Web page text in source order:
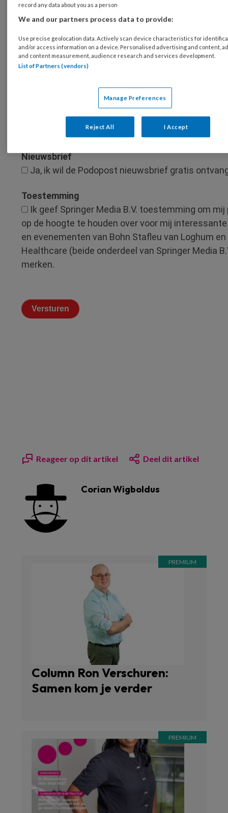
Reageer op dit artikel Deel dit artikel
Corian Wigboldus
Column Ron Verschuren:
Samen kom je verder
record any data about you as a person
We and our partners process data to provide:
Use precise geolocation data. Actively scan device characteristics for
and/or access information on a device. Personalised advertising and content,
and content measurement, audience research and services development.
List of Partners (vendors)
Manage Preferences
Reject All I Accept